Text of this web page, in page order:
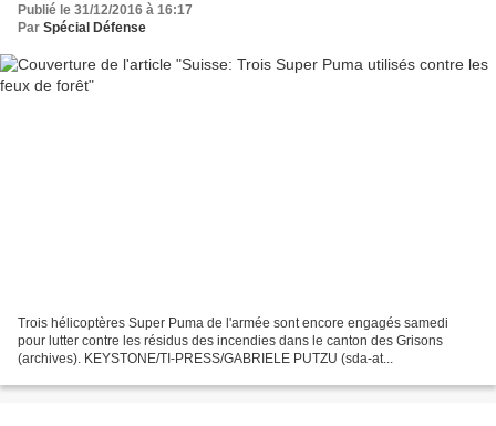
Publié le 31/12/2016 à 16:17
Par Spécial Défense
Trois hélicoptères Super Puma de l'armée sont encore engagés samedi
pour lutter contre les résidus des incendies dans le canton des Grisons
(archives). KEYSTONE/TI-PRESS/GABRIELE PUTZU (sda-at...